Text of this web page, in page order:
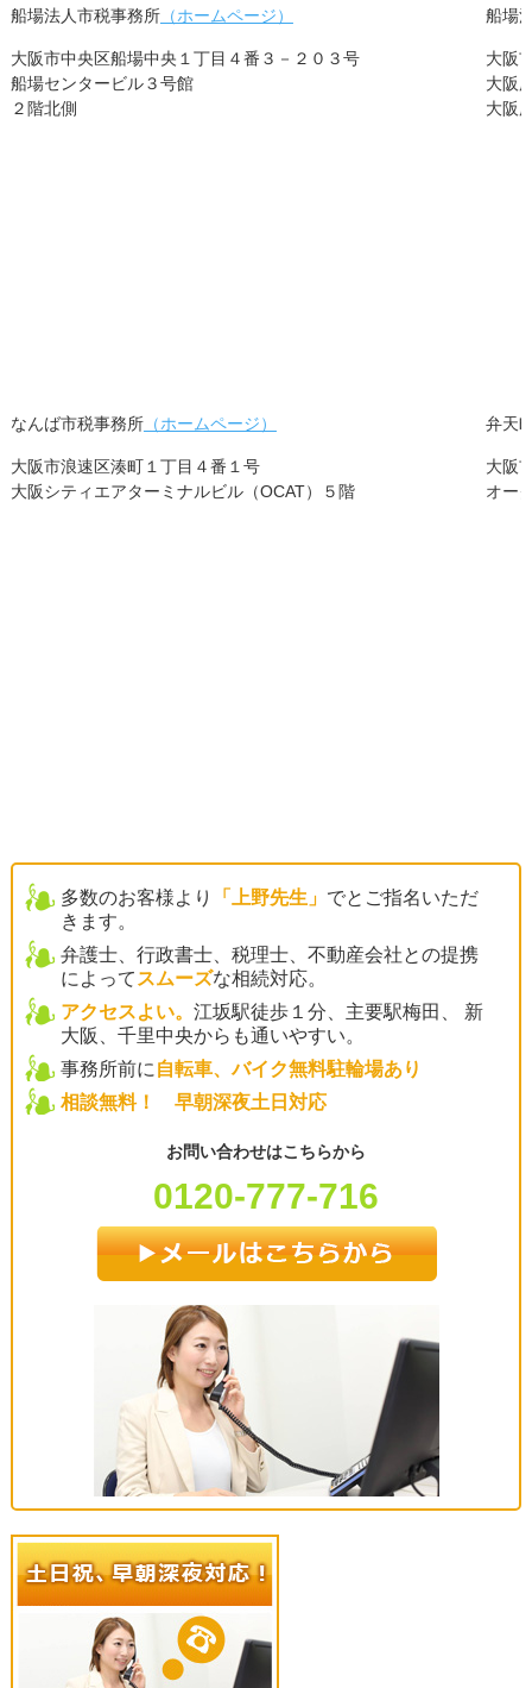
船場法人市税事務所（ホームページ）
大阪市中央区船場中央１丁目４番３－２０３号
船場センタービル３号館
２階北側
船場
大阪
大阪
大阪
なんば市税事務所（ホームページ）
大阪市浪速区湊町１丁目４番１号
大阪シティエアターミナルビル（OCAT）５階
弁天
大阪
オー
多数のお客様より 「上野先生」 でとご指名いただ
きます。
弁護士、行政書士、税理士、不動産会社との提携
によって スムーズな相続対応。
アクセスよい。 江坂駅徒歩１分、主要駅梅田、 新
大阪、千里中央からも通いやすい。
事務所前に 自転車、バイク無料駐輪場あり
相談無料！ 早朝深夜土日対応
お問い合わせはこちらから
0120-777-716